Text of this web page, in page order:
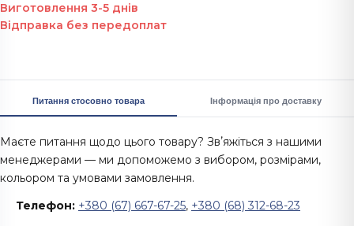
Виготовлення 3-5 днів
Відправка без передоплат
Питання стосовно товара Інформація про доставку
Маєте питання щодо цього товару? Звʼяжіться з нашими
менеджерами — ми допоможемо з вибором, розмірами,
кольором та умовами замовлення.
Телефон: +380 (67) 667-67-25, +380 (68) 312-68-23